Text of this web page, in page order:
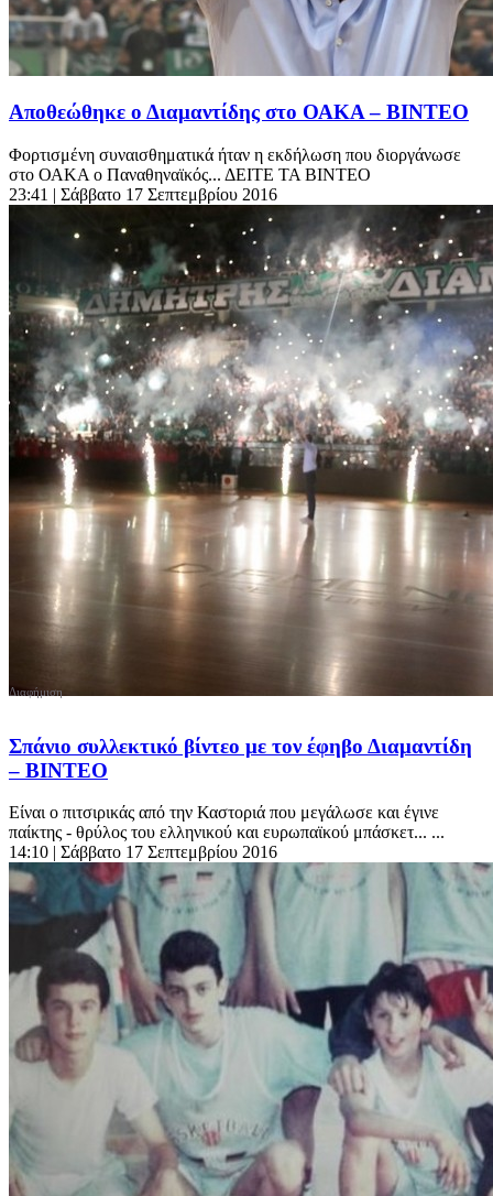
Αποθεώθηκε ο Διαμαντίδης στο ΟΑΚΑ – ΒΙΝΤΕΟ
Φορτισμένη συναισθηματικά ήταν η εκδήλωση που διοργάνωσε
στο ΟΑΚΑ ο Παναθηναϊκός... ΔΕΙΤΕ ΤΑ ΒΙΝΤΕΟ
23:41 | Σάββατο 17 Σεπτεμβρίου 2016
Σπάνιο συλλεκτικό βίντεο με τον έφηβο Διαμαντίδη
– ΒΙΝΤΕΟ
Είναι ο πιτσιρικάς από την Καστοριά που μεγάλωσε και έγινε
παίκτης - θρύλος του ελληνικού και ευρωπαϊκού μπάσκετ... ...
14:10 | Σάββατο 17 Σεπτεμβρίου 2016